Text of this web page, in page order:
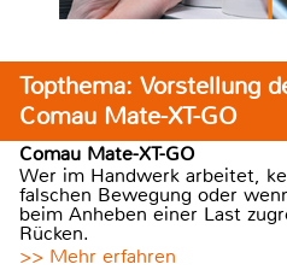
Topthema: Vorstellung
Comau Mate-XT-GO
Comau Mate-XT-GO
Wer im Handwerk arbeitet,
falschen Bewegung oder
beim Anheben einer Last
Rücken.
>> Mehr erfahren